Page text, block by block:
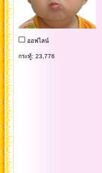
ออฟไลน์
กระทู้: 23,776